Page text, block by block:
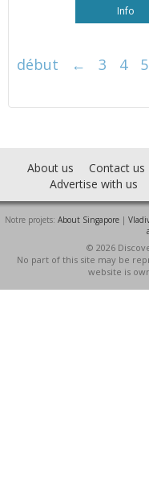
Info
début
← 3 4 5
About us Contact us
Advertise with us
Notre projets: About Singapore |
© 2026
No part of this site may be
website is